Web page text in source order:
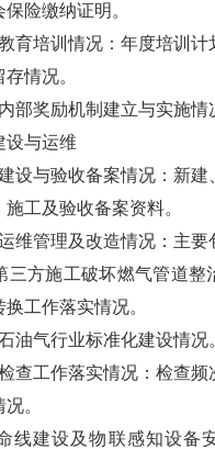
险缴纳证明。
育培训情况：年度培训计
情况。
部奖励机制建立与实施情
设与运维
设与验收备案情况：新建
工及验收备案资料。
维管理及改造情况：主要
三方施工破坏燃气管道整
工作落实情况。
油气行业标准化建设情况
查工作落实情况：检查频
。
线建设及物联感知设备